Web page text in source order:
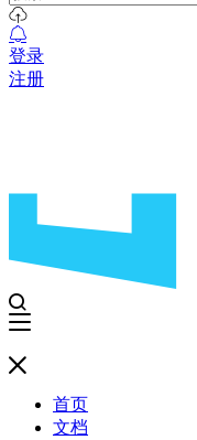
登录
注册
首页
文档